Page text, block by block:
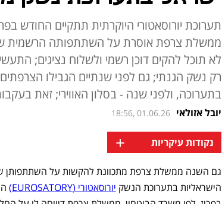
תערוכת יורוסאטורי היוקרתית תתקיים החודש
ממשלת צרפת אוסרת על השתתפותה הרשמית
לא תוכל להקים דוכן רשמי ולשלוח נציגים;
רק נשק הגנתי; גם לפני שנתיים הגבילו
בתערוכה, ולפני שנה - בסלון האווירי; זאת
יובל אזולאי 18:56, 01.06.26
נקודות עיקריות +
הישראליות בתערוכת הנשק יורוסאטורי (EUROSATORY)